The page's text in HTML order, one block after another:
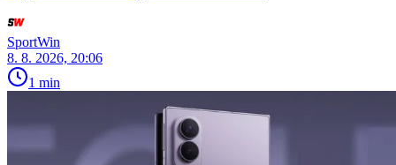
SportWin
8. 8. 2026, 20:06
1 min